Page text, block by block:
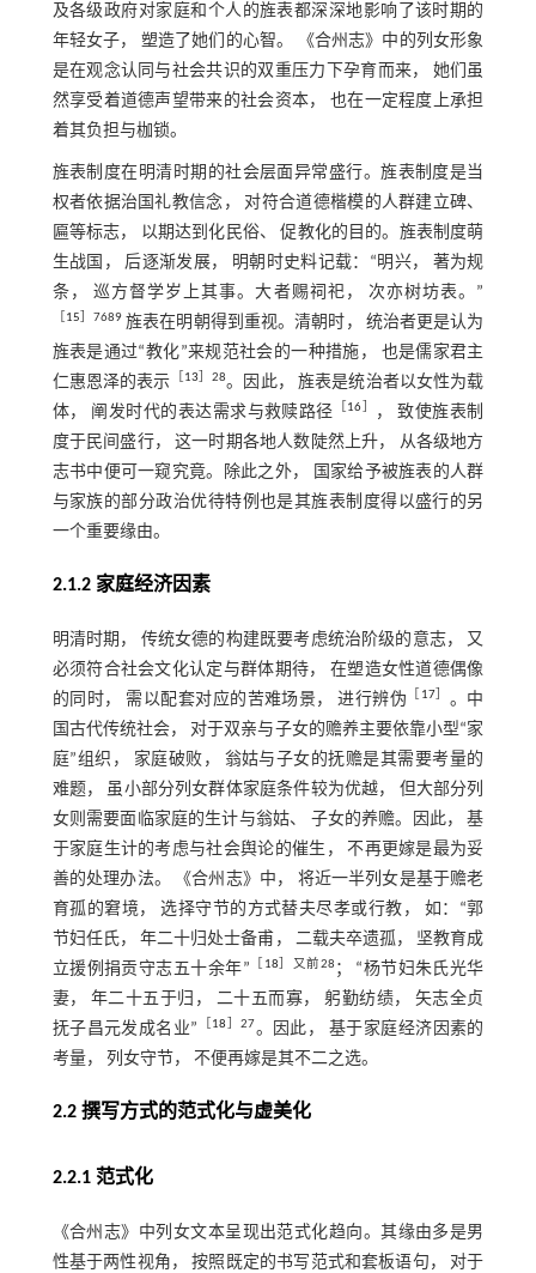
及各级政府对家庭和个人的旌表都深深地影响了该时期的
年轻女子， 塑造了她们的心智。 《合州志》中的列女形象
是在观念认同与社会共识的双重压力下孕育而来， 她们虽
然享受着道德声望带来的社会资本， 也在一定程度上承担
着其负担与枷锁。
旌表制度在明清时期的社会层面异常盛行。旌表制度是当
权者依据治国礼教信念， 对符合道德楷模的人群建立碑、
匾等标志， 以期达到化民俗、 促教化的目的。旌表制度萌
生战国， 后逐渐发展， 明朝时史料记载：“明兴， 著为规
条， 巡方督学岁上其事。大者赐祠祀， 次亦树坊表。”
15 ］7689 旌表在明朝得到重视。清朝时， 统治者更是认为
旌表是通过“教化”来规范社会的一种措施， 也是儒家君主
仁惠恩泽的表示
13 ］28。因此， 旌表是统治者以女性为载
体， 阐发时代的表达需求与救赎路径
16
， 致使旌表制
度于民间盛行， 这一时期各地人数陡然上升， 从各级地方
志书中便可一窥究竟。除此之外， 国家给予被旌表的人群
与家族的部分政治优待特例也是其旌表制度得以盛行的另
一个重要缘由。
2.1.2 家庭经济因素
明清时期， 传统女德的构建既要考虑统治阶级的意志， 又
必须符合社会文化认定与群体期待， 在塑造女性道德偶像
的同时， 需以配套对应的苦难场景， 进行辨伪
17］ 。中
国古代传统社会， 对于双亲与子女的赡养主要依靠小型“家
庭”组织， 家庭破败， 翁姑与子女的抚赡是其需要考量的
难题， 虽小部分列女群体家庭条件较为优越， 但大部分列
女则需要面临家庭的生计与翁姑、 子女的养赡。因此， 基
于家庭生计的考虑与社会舆论的催生， 不再更嫁是最为妥
善的处理办法。 《合州志》中， 将近一半列女是基于赡老
育孤的窘境， 选择守节的方式替夫尽孝或行教， 如：“郭
节妇任氏， 年二十归处士备甫， 二载夫卒遗孤， 坚教育成
立援例捐贡守志五十余年”
18 ］又前28 ； “杨节妇朱氏光华
妻， 年二十五于归， 二十五而寡， 躬勤纺绩， 矢志全贞
抚子昌元发成名业”
18 ］27。因此， 基于家庭经济因素的
考量， 列女守节， 不便再嫁是其不二之选。
2.2 撰写方式的范式化与虚美化
2.2.1 范式化
《合州志》中列女文本呈现出范式化趋向。其缘由多是男
性基于两性视角， 按照既定的书写范式和套板语句， 对于